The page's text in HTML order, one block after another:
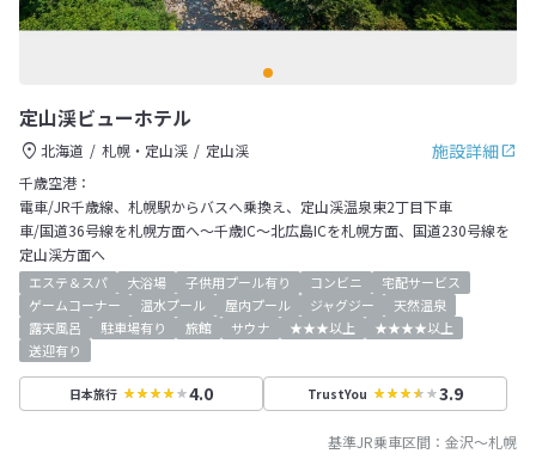
定山渓ビューホテル
施設詳細
北海道 札幌・定山渓
定山渓
千歳空港：
電車/JR千歳線、札幌駅からバスへ乗換え、定山渓温泉東2丁目下車
車/国道36号線を札幌方面へ～千歳IC～北広島ICを札幌方面、国道230号線を
定山渓方面へ
エステ＆スパ 大浴場 子供用プール有り コンビニ
宅配サービス
ゲームコーナー
温水プール 屋内プール ジャグジー
天然温泉
露天風呂
駐車場有り 旅館 サウナ ★★★以上
★★★★以上
送迎有り
日本旅行 4.0 TrustYou 3.9
基準JR乗車区間： 金沢～札幌